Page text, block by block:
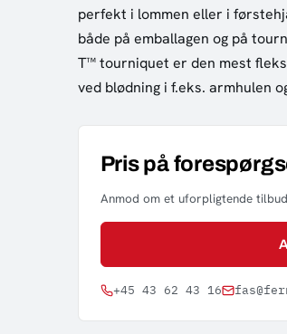
perfekt i lommen eller i
både på emballagen og på
T™ tourniquet er den mest
ved blødning i f.eks. armhulen
Pris på
Anmod om et uforpligtende
+45 43 62 43 16